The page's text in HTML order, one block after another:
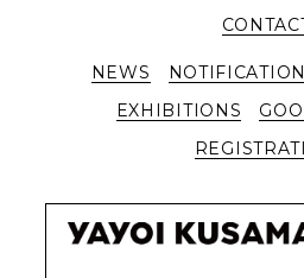
NEWS NOTIFICATION
EXHIBITIONS